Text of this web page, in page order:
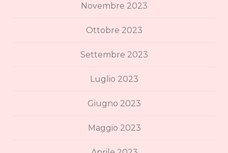
Novembre 2023
Ottobre 2023
Settembre 2023
Luglio 2023
Giugno 2023
Maggio 2023